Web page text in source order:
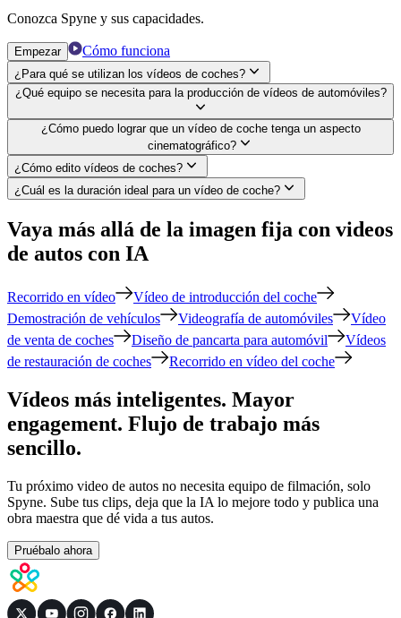
Conozca Spyne y sus capacidades.
Empezar Cómo funciona
¿Para qué se utilizan los vídeos de coches?
¿Qué equipo se necesita para la producción de vídeos de automóviles?
¿Cómo puedo lograr que un vídeo de coche tenga un aspecto
cinematográfico?
¿Cómo edito vídeos de coches?
¿Cuál es la duración ideal para un vídeo de coche?
Vaya más allá de la imagen fija con videos
de autos con IA
Recorrido en vídeo
Vídeo de introducción del coche
Demostración de vehículos
Videografía de automóviles
Vídeo
de venta de coches
Diseño de pancarta para automóvil
Vídeos
de restauración de coches
Recorrido en vídeo del coche
Vídeos más inteligentes. Mayor
engagement. Flujo de trabajo más
sencillo.
Tu próximo video de autos no necesita equipo de filmación, solo
Spyne. Sube tus clips, deja que la IA lo mejore todo y publica una
obra maestra que dé vida a tus autos.
Pruébalo ahora